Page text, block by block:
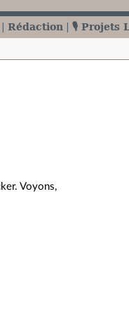
Rédaction 🎙️ Projets
Voyons,